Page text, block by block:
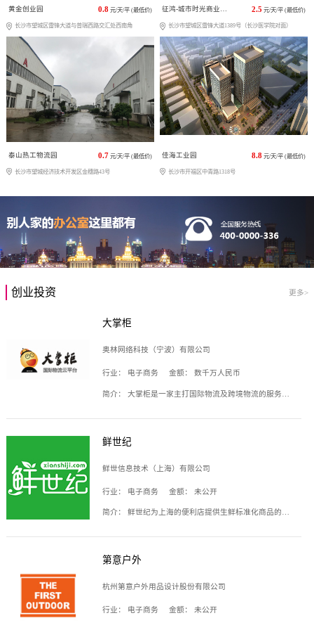
黄金创业园 0.8 元/天/平 (最低价)
长沙市望城区雷锋大道与普瑞西路交汇处西南角
征鸿-城市时光商业广场 2.5 元/天/平 (最低价)
长沙市望城区雷锋大道1389号（长沙医学院对面）
泰山热工物流园 0.7 元/天/平 (最低价)
长沙市望城经济技术开发区金穗路43号
佳海工业园 8.8 元/天/平 (最低价)
长沙市开福区中青路1318号
创业投资 更多>
大掌柜
奥林网络科技（宁波）有限公司
行业： 电子商务 金额： 数千万人民币
简介： 大掌柜是一家主打国际物流及跨境物流的服务云平台，致力于帮助全球国际物流企业在互联网上建立自己的平台，核心产品包括运价通、生意通、业务通、订舱通、招财通等，奥林网络科技（宁波）有限公司旗下产品。
鲜世纪
鲜世信息技术（上海）有限公司
行业： 电子商务 金额： 未公开
简介： 鲜世纪为上海的便利店提供生鲜标准化商品的供应链服务，帮商家解决生鲜采购、运营问题，帮助商家销售。平台提供的商品覆盖果蔬肉类、常温与低温奶制品、冷冻食品、零食饮料、粮油副食、居家洗护等多个品类，上架SKU3000余个。公司建立了近万平方米的仓储场地和物流配送体系，为合作商家提供快速配送服务。
第意户外
杭州第意户外用品设计股份有限公司
行业： 电子商务 金额： 未公开